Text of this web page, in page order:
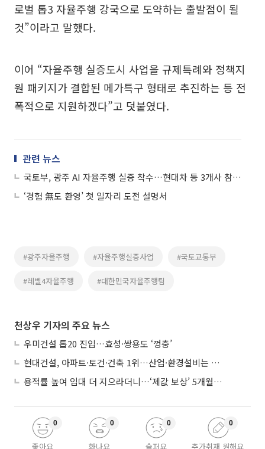
로벌 톱3 자율주행 강국으로 도약하는 출발점이 될
것”이라고 말했다.
이어 “자율주행 실증도시 사업을 규제특례와 정책지
원 패키지가 결합된 메가특구 형태로 추진하는 등 전
폭적으로 지원하겠다”고 덧붙였다.
관련 뉴스
국토부, 광주 AI 자율주행 실증 착수…현대차 등 3개사 참여기업 선정
‘경험 無도 환영’ 첫 일자리 도전 설명서
#광주자율주행 #자율주행실증사업 #국토교통부
#레벨4자율주행 #대한민국자율주행팀
천상우 기자의 주요 뉴스
우미건설 톱20 진입…효성·쌍용도 ‘껑충’
현대건설, 아파트·토건·건축 1위…산업·환경설비는 삼성E&A
용적률 높여 임대 더 지으라더니…‘제값 보상’ 5개월째 국회에 발목
좋아요
0
화나요
0
슬퍼요
0
추가취재 원해요
0